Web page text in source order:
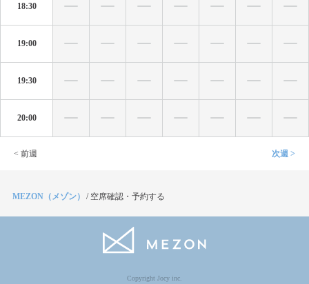
18:30
19:00
19:30
20:00
< 前週 次週 >
MEZON（メゾン） / 空席確認・予約する
Copyright Jocy inc.